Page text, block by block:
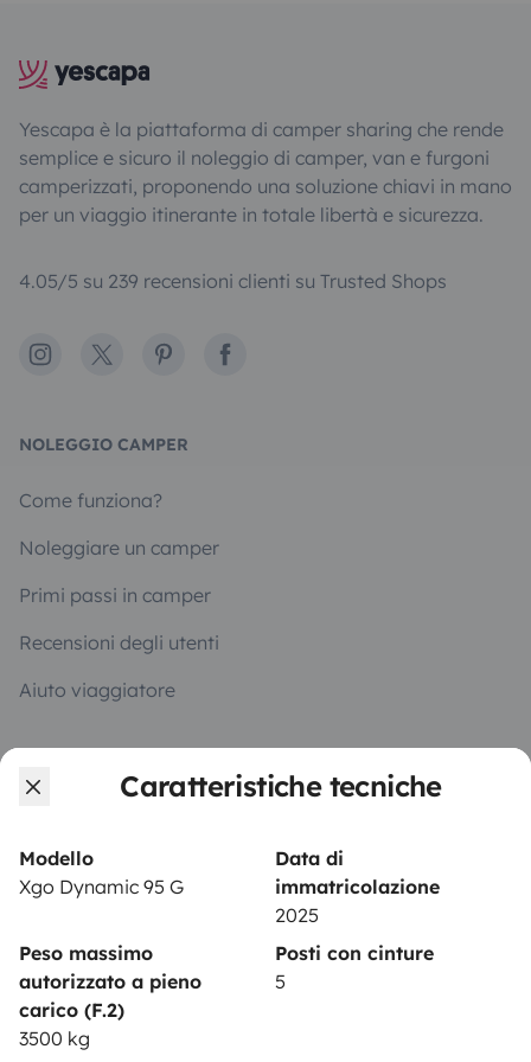
Caratteristiche tecniche
Modello
Xgo Dynamic 95 G
Data di
immatricolazione
2025
Peso massimo
autorizzato a pieno
carico (F.2)
3500 kg
Posti con cinture
5
Yescapa è la piattaforma di camper sharing che rende
semplice e sicuro il noleggio di camper, van e furgoni
camperizzati, proponendo una soluzione chiavi in mano
per un viaggio itinerante in totale libertà e sicurezza.
4.05/5 su 239 recensioni clienti su Trusted Shops
Instagram
X PinterestFacebook
NOLEGGIO CAMPER
Come funziona?
Noleggiare un camper
Primi passi in camper
Recensioni degli utenti
Aiuto viaggiatore
PROPRIETARI
Contratto di viaggio
Assistenza stradale
Aiuto proprietario